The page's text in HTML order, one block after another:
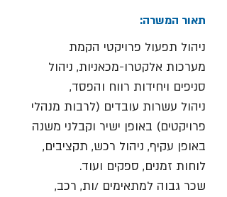
תאור המשרה:
ניהול תפעול פרויקטי הקמת
מערכות אלקטרו-מכאניות, ניהול
סניפים ויחידות רווח והפסד,
ניהול עשרות עובדים (לרבות מנהלי
פרויקטים) באופן ישיר וקבלני משנה
באופן עקיף, ניהול רכש, תקציבים,
לוחות זמנים, ספקים ועוד.
שכר גבוה למתאימים /ות, רכב,